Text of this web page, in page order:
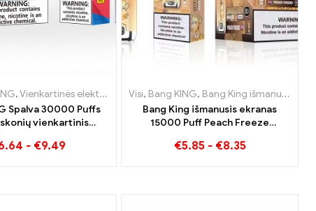
,Vienkartinės elektroninės cigaretės Nyderlandai,
,Vienkartinės elektroninės cigaretės Švedija,Vienkartinės
,Vienkartinės elektroninės cigaretės Lietuva ,Vienkartinės
Spalva 30000 Puffs
vienkartinis
arbūzo derinys
- €9.49
Visi, Bang KING, Bang King išmanusis ekranas 15000 Puff
Bang King išmanusis ekranas
15000 Puff Peach Freeze
cigaretės
€5.85 - €8.35